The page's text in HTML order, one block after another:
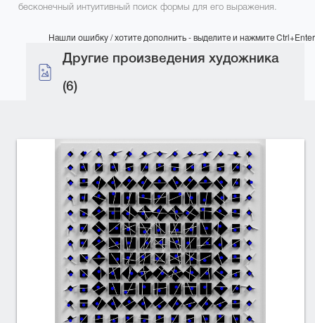
бесконечный интуитивный поиск формы для его выражения.
Нашли ошибку / хотите дополнить - выделите и нажмите Ctrl+Enter
Другие произведения художника
(6)